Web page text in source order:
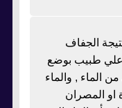
الجفاف
علي طبيب بوضع
, والماء
او المصران